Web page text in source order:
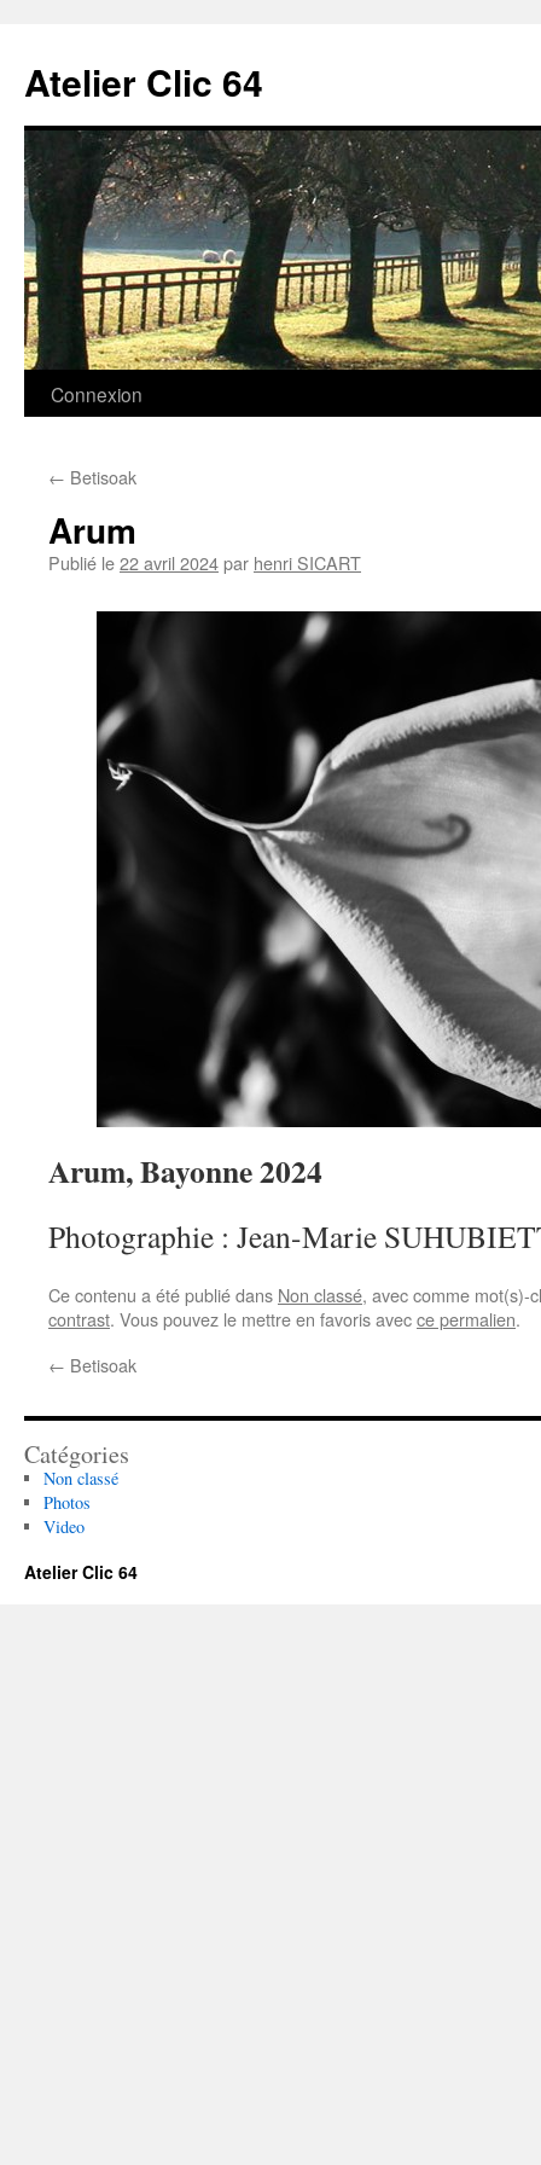
contenu
Atelier Clic 64
Connexion
← Betisoak
Arum
Publié le22 avril 2024par henri SICART
Arum, Bayonne 2024
Photographie : Jean-Marie
Ce contenu a été publié dans Non classé, avec comme mot(s)-
contrast. Vous pouvez le mettre en favoris avecce permalien.
← Betisoak
Catégories
Non classé
Photos
Video
Atelier Clic 64